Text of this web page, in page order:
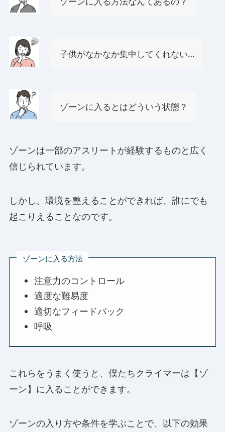
子供がなかなか集中してくれない…
ゾーンに入るとはどういう状態？
ゾーンは一部のアスリートが経験するものと広く
信じられています。
しかし、環境を整えることができれば、誰にでも
起こりえることなのです。
ゾーンに入る方法
注意力のコントロール
適度な難易度
適切なフィードバック
呼吸
これらをうまく使うと、僕たちクライマーは【ゾ
ーン】に入ることができます。
ゾーンの入り方や条件を学ぶことで、以下の効果